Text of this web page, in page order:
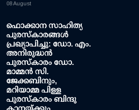
08 August
ഫൊക്കാന സാഹിത്യ
പുരസ്‌കാരങ്ങള്‍
പ്രഖ്യാപിച്ചു: ഡോ. എം.
അനിരുദ്ധന്‍
പുരസ്‌കാരം ഡോ.
മാമ്മന്‍ സി.
ജേക്കബിനും,
മറിയാമ്മ പിള്ള
പുരസ്‌കാരം ബിന്ദു